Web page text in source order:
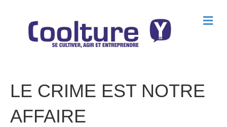
M
e
LE CRIME EST NOTRE
AFFAIRE